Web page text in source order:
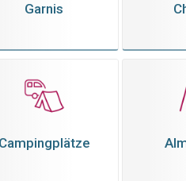
Garnis
Campingplätze